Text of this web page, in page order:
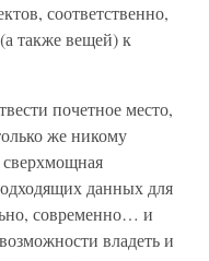
соответственно,
также вещей) к
почетное место,
же никому
сверхмощная
данных для
современно… и
владеть и